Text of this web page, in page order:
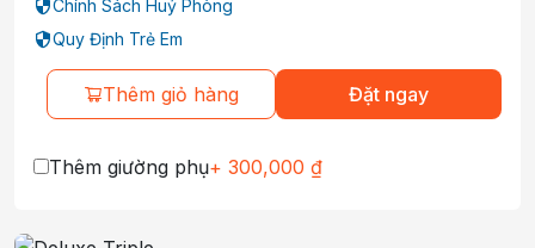
Chính Sách Huỷ Phòng
Quy Định Trẻ Em
Thêm giỏ hàng Đặt ngay
Thêm giường phụ+ 300,000 ₫